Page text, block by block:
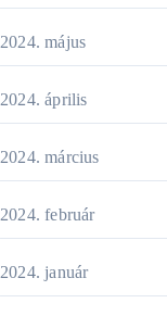
2024. május
2024. április
2024. március
2024. február
2024. január